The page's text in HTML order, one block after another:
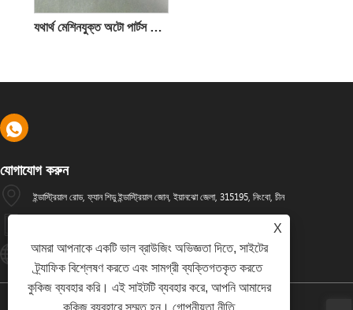
যথার্থ মেশিনযুক্ত অটো পার্টস এবং অটো ফাস্টেনার
যোগাযোগ করুন
ইন্ডাস্ট্রিয়াল রোড, ফ্যান শিডু ইন্ডাস্ট্রিয়াল জোন, ইয়ানঝো জেলা, 315195, নিংবো, চীন
Info@dyfab-Industry.com
X
আমরা আপনাকে একটি ভাল ব্রাউজিং অভিজ্ঞতা দিতে, সাইটের
ট্র্যাফিক বিশ্লেষণ করতে এবং সামগ্রী ব্যক্তিগতকৃত করতে
কুকিজ ব্যবহার করি। এই সাইটটি ব্যবহার করে, আপনি আমাদের
কুকিজ ব্যবহারে সম্মত হন।গোপনীয়তা নীতি